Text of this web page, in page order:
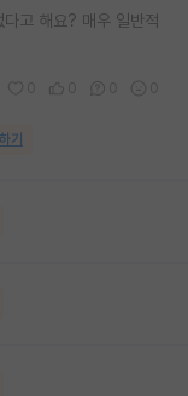
고 해요? 매우 일반적
기